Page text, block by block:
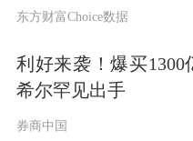
他已经推荐了工
董事，此次推荐
接替自己担任万
上“康美药业案”
东方财富Choice数据
利好来袭！爆买1300
希尔罕见出手
券商中国